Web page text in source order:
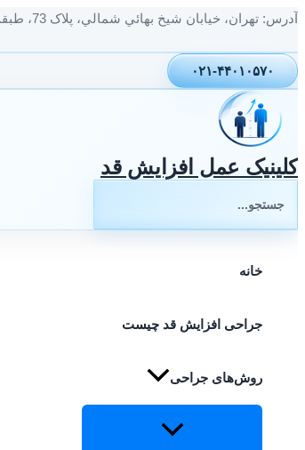
پرش
محتوا
آدرس: تهران، خيابان شيخ بهائي شمالي، پلاک 73، طبقه اول، واحد 2
۰۲۱-۴۴۰۱۰۵۷۰
کلینیک عمل افزایش قد
خانه
جراحی افزایش قد چیست
روش‌های جراحی